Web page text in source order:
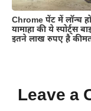
Chrome पेंट में लॉन्च
यामाहा की ये स्पोर्ट्स
इतने लाख रुपए है
Leave a